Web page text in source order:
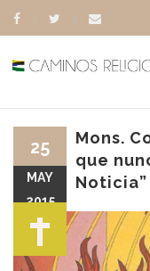
Mons.
que
Noticia”
25
MAY
2015